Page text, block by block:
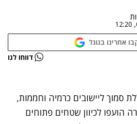
אחרינו בגוגל
נתקלנו בבעיה דווחו לנו
סמוך ליישובים כרמיה וחממות,
הועפו לכיוון שטחים פתוחים